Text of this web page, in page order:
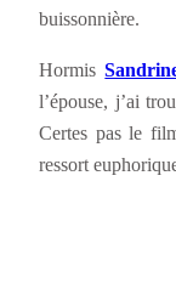
buissonnière.
Hormis
l’épouse, j’ai
Certes pas le
ressort